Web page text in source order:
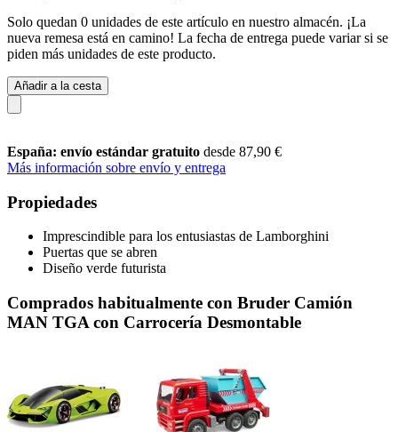
Solo quedan 0 unidades de este artículo en nuestro almacén. ¡La
nueva remesa está en camino! La fecha de entrega puede variar si se
piden más unidades de este producto.
Añadir a la cesta
España: envío estándar gratuito desde 87,90 €
Más información sobre envío y entrega
Propiedades
Imprescindible para los entusiastas de Lamborghini
Puertas que se abren
Diseño verde futurista
Comprados habitualmente con Bruder Camión
MAN TGA con Carrocería Desmontable